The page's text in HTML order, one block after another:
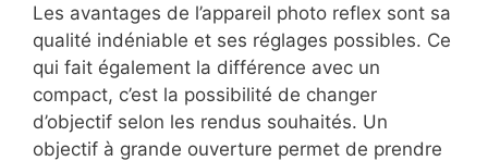
Les avantages de l’appareil photo reflex sont sa
qualité indéniable et ses réglages possibles. Ce
qui fait également la différence avec un
compact, c’est la possibilité de changer
d’objectif selon les rendus souhaités. Un
objectif à grande ouverture permet de prendre